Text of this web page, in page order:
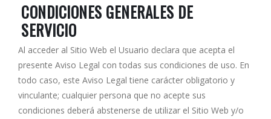
CONDICIONES GENERALES DE
SERVICIO
Al acceder al Sitio Web el Usuario declara que acepta el
presente Aviso Legal con todas sus condiciones de uso. En
todo caso, este Aviso Legal tiene carácter obligatorio y
vinculante; cualquier persona que no acepte sus
condiciones deberá abstenerse de utilizar el Sitio Web y/o